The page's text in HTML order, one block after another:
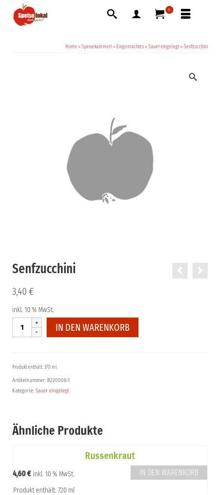
0
Home »Speisekammerl » Eingemachtes »Sauer eingelegt »Senfzucchini
Senfzucchini
3,40 €
inkl. 10 % MwSt.
Senfzucchini
Menge
IN DEN WARENKORB
Produkt enthält: 370 ml
Artikelnummer: B220008-1
Kategorie: Sauer eingelegt
Ähnliche Produkte
Russenkraut
4,60€ inkl. 10 % MwSt.
Produkt enthält: 720 ml
IN DEN WARENKORB